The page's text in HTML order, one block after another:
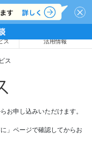
ス 活用情報
ス
お申し込みいただけます。
」ページで確認してからお